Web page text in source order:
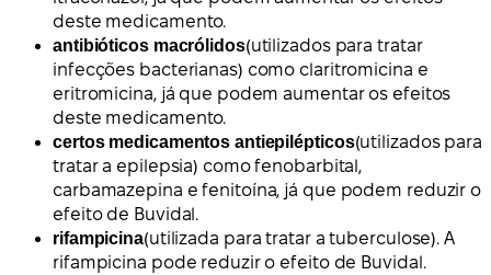
deste medicamento.
antibióticos macrólidos(utilizados para tratar
infecções bacterianas) como claritromicina e
eritromicina, já que podem aumentar os efeitos
deste medicamento.
certos medicamentos antiepilépticos(utilizados para
tratar a epilepsia) como fenobarbital,
carbamazepina e fenitoína, já que podem reduzir o
efeito de Buvidal.
rifampicina(utilizada para tratar a tuberculose). A
rifampicina pode reduzir o efeito de Buvidal.